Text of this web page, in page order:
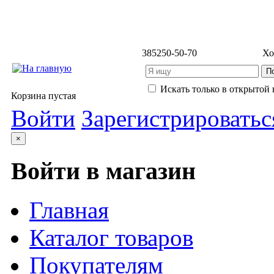
385250-50-70
Искать только в открытой
Корзина пустая
Войти
×
Войти в магазин
Главная
Каталог товаров
Покупателям